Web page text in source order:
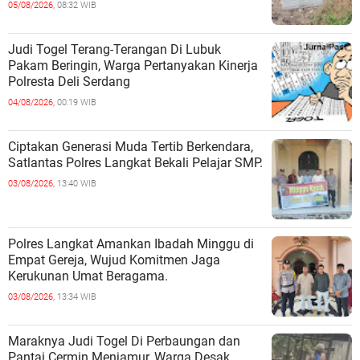
beserta kursi, meja, dan kepingan kayu yang
diduga digunakan sebagai perlengkapan
aktivitas penyalahgunaan narkoba. Seluruh
fasilitas tersebut kemudian dimusnahkan di
lokasi.Tidak berhenti sampai di situ, petugas
kembali menyusuri area sekitar hingga
menemukan satu titik lain yang masih berada
di Desa Bubun. Di dalam areal perkebunan
kelapa sawit, tim menemukan sejumlah klip
plastik kosong serta pipet yang telah
dimodifikasi menjadi sekop, yang diduga
berkaitan dengan aktivitas penyalahgunaan
narkotika. Gubuk yang diduga digunakan
penyalahgunaan narkoba itu juga langsung
dibongkar dan dimusnahkan.Proses
pemusnahan dilakukan secara terbuka dan
disaksikan langsung oleh perangkat desa
serta sejumlah warga setempat. Langkah
tersebut merupakan bentuk transparansi dan
akuntabilitas dalam pelaksanaan tugas
kepolisian, sekaligus memperkuat sinergi
05/08/2026, 08:32 WIB
Judi Togel Terang-Terangan Di Lubuk
Pakam Beringin, Warga Pertanyakan Kinerja
Polresta Deli Serdang
04/08/2026, 00:19 WIB
Ciptakan Generasi Muda Tertib Berkendara,
Satlantas Polres Langkat Bekali Pelajar SMP.
03/08/2026, 13:40 WIB
Polres Langkat Amankan Ibadah Minggu di
Empat Gereja, Wujud Komitmen Jaga
Kerukunan Umat Beragama.
03/08/2026, 13:34 WIB
Maraknya Judi Togel Di Perbaungan dan